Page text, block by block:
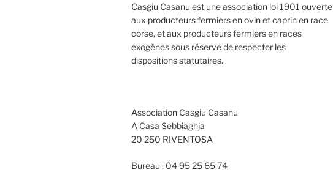
Casgiu Casanu est une association loi 1901 ouverte
aux producteurs fermiers en ovin et caprin en race
corse, et aux producteurs fermiers en races
exogènes sous réserve de respecter les
dispositions statutaires.
Association Casgiu Casanu
A Casa Sebbiaghja
20 250 RIVENTOSA
Bureau : 04 95 25 65 74